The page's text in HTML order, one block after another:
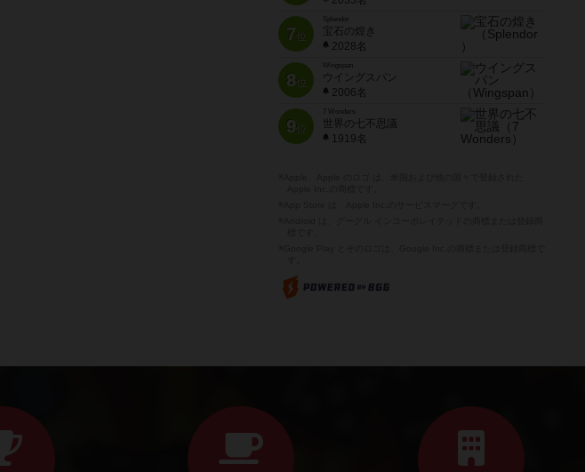
7位
宝石の煌き
2028名
8位
Wingspan
ウイングスパン
2006名
9位
7 Wonders
世界の七不思議
1919名